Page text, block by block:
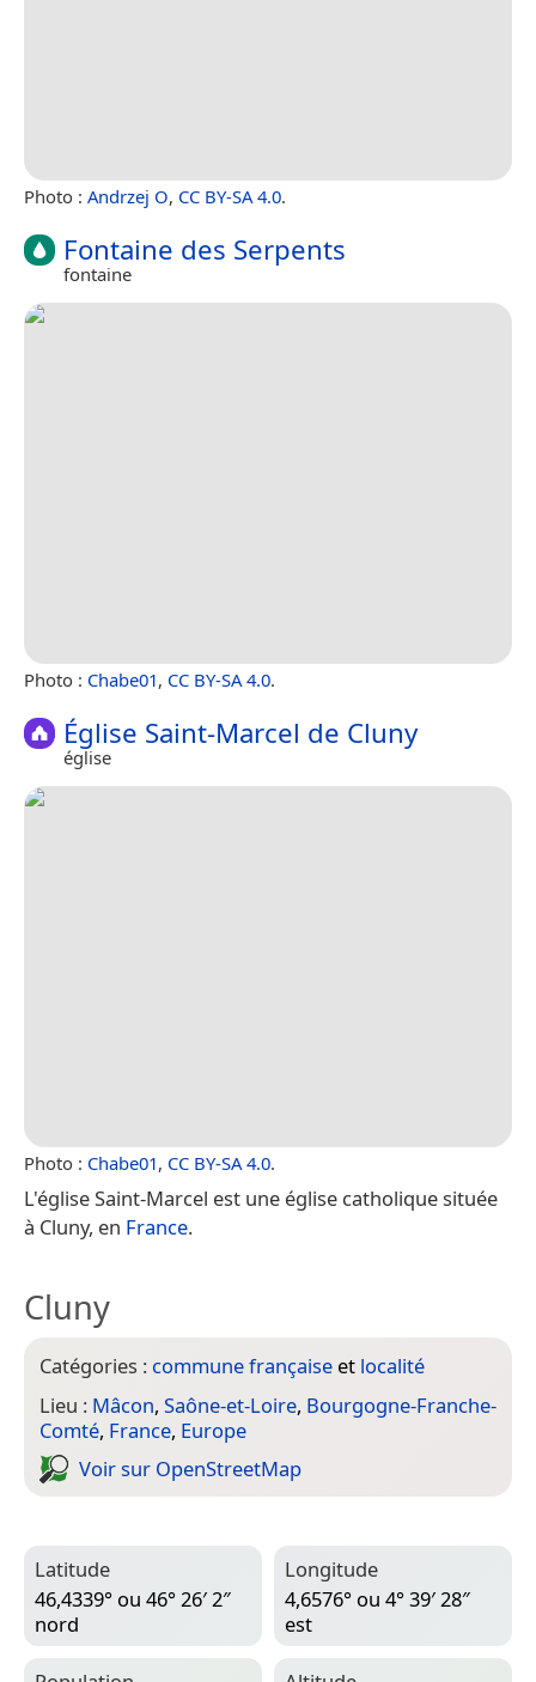
Photo : Andrzej O, CC BY-SA 4.0.
Fontaine des Serpents
fontaine
Photo : Chabe01, CC BY-SA 4.0.
Église Saint-Marcel de Cluny
église
Photo : Chabe01, CC BY-SA 4.0.
L'église Saint-Marcel est une église catholique située
à Cluny, en France.
Cluny
Catégories : commune française et localité
Lieu : Mâcon, Saône-et-Loire, Bourgogne-Franche-
Comté, France, Europe
Voir sur Open­Street­Map
Latitude
46,4339° ou 46° 26′ 2″
nord
Longitude
4,6576° ou 4° 39′ 28″
est